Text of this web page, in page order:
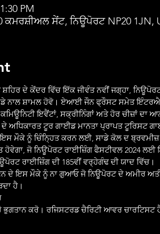
PM
ਕਮਰਸ਼ੀਅਲ ਸੇਂਟ, ਨਿਊਪੋਰਟ NP20 1JN,
ਦੇ ਕੇਂਦਰ ਵਿੱਚ ਇੱਕ ਜੀਵੰਤ ਨਵੀਂ ਜਗ੍ਹਾ,
ਨਾਲ ਸ਼ਾਮਲ ਹੋਵੋ। ਏਆਈ ਜੌਨ ਫ੍ਰੌਸਟ ਸਮੇਤ
ਇਵੈਂਟਾਂ, ਸਕ੍ਰੀਨਿੰਗਾਂ ਅਤੇ ਹੋਰ ਚੀਜ਼ਾਂ ਦਾ
ਅਧਿਕਾਰਤ ਟੂਰ ਗਾਈਡ ਮਾਨਤਾ ਪ੍ਰਾਪਤ ਟੂਰਿਸਟ
ਮੌਕੇ ਨੂੰ ਚਿੰਨ੍ਹਿਤ ਕਰਨ ਲਈ, ਸਾਡੇ ਕੋਲ ਦ
ਹੋਵੇਗਾ, ਜੋ ਨਿਊਪੋਰਟ ਰਾਈਜ਼ਿੰਗ ਫੈਸਟੀਵਲ 2024
ਰਾਈਜ਼ਿੰਗ ਦੀ 185ਵੀਂ ਵਰ੍ਹੇਗੰਢ ਦੀ ਯਾਦ ਵਿੱਚ।
ਹੈ।
ਭੁਗਤਾਨ ਕਰੋ। ਰਜਿਸਟਰਡ ਚੈਰਿਟੀ ਆਵਰ ਚਾਰਟਿਸਟ